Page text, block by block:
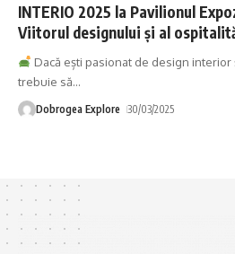
INTERIO 2025 la Pavilionul
Viitorul designului și al
Dacă ești pasionat de design interior
trebuie să…
Dobrogea Explore 30/03/2025